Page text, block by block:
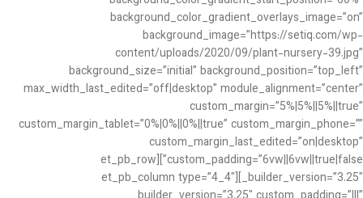
background_color_gradient_overlays_image=”on”
background_image=”https://setiq.com/wp-
content/uploads/2020/09/plant-nursery-39.jpg”
background_size=”initial” background_position=”top_left”
max_width_last_edited=”off|desktop” module_alignment=”center”
custom_margin=”5%|5%||5%||true”
custom_margin_tablet=”0%|0%||0%||true” custom_margin_phone=””
custom_margin_last_edited=”on|desktop”
custom_padding=”6vw||6vw||true|false”][et_pb_row
_builder_version=”3.25″][et_pb_column type=”4_4″